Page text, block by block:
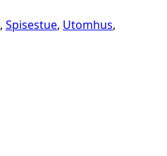
, Spisestue, Utomhus,